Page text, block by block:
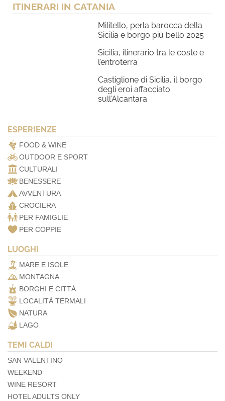
ITINERARI IN CATANIA
Militello, perla barocca della
Sicilia e borgo più bello 2025
Sicilia, itinerario tra le coste e
l’entroterra
Castiglione di Sicilia, il borgo
degli eroi affacciato
sull’Alcantara
ESPERIENZE
FOOD & WINE
OUTDOOR E SPORT
CULTURALI
BENESSERE
AVVENTURA
CROCIERA
PER FAMIGLIE
PER COPPIE
LUOGHI
MARE E ISOLE
MONTAGNA
BORGHI E CITTÀ
LOCALITÀ TERMALI
NATURA
LAGO
TEMI CALDI
SAN VALENTINO
WEEKEND
WINE RESORT
HOTEL ADULTS ONLY